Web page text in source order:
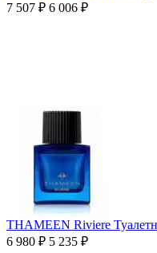
7 507 ₽ 6 006 ₽
THAMEEN Riviere
6 980 ₽ 5 235 ₽